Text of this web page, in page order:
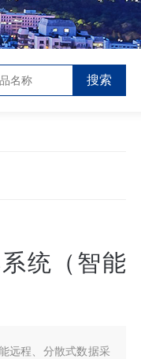
统（智能
远程、分散式数据采